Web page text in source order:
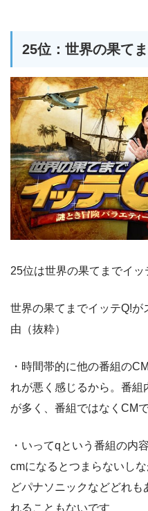
25位：世界の果て
25位は世界の果てまでイッ
世界の果てまでイッテQ!
由（抜粋）
・時間帯的に他の番組の
れが悪く感じるから。番組
が多く、番組ではなくCM
・いってqという番組の内
cmになるとつまらないし
どパナソニックなどどれ
れることもないです